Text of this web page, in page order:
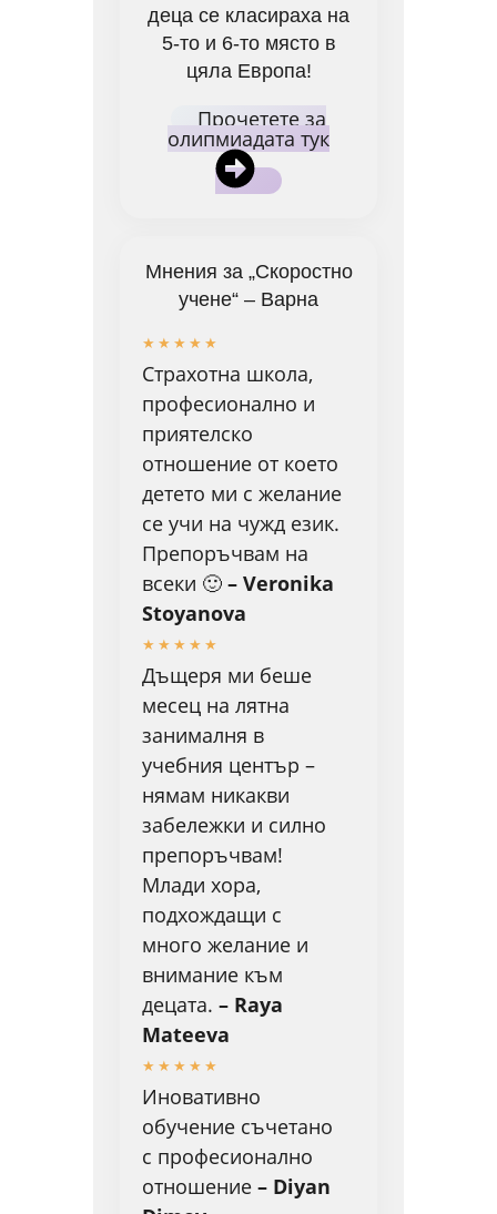
деца се класираха на
5-то и 6-то място в
цяла Европа!
Прочетете за
олипмиадата тук
Мнения за „Скоростно
учене“ – Варна
Страхотна школа,
професионално и
приятелско
отношение от което
детето ми с желание
се учи на чужд език.
Препоръчвам на
всеки 🙂 – Veronika
Stoyanova
★ ★ ★ ★ ★
Дъщеря ми беше
месец на лятна
занималня в
учебния център –
нямам никакви
забележки и силно
препоръчвам!
Млади хора,
подхождащи с
много желание и
внимание към
децата. – Raya
Mateeva
★ ★ ★ ★ ★
Иновативно
обучение съчетано
с професионално
отношение – Diyan
★ ★ ★ ★ ★